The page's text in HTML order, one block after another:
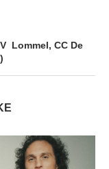
Lommel, CC De